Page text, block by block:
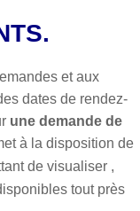
et aux
dates de rendez-
une demande de
à la disposition de
de visualiser ,
tout près